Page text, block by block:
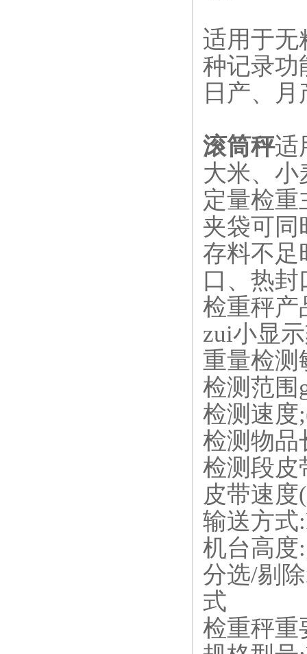
适用于无
种记录功
日产、
滚筒秤适
大米、
定量检
夹袋可同
存料不足
口、热
检重秤产
zui小显
重量检测
检测范围
检测速度
检测物品
检测段皮
皮带速度
输送方式
机台高度
分选/剔
式
检重秤重